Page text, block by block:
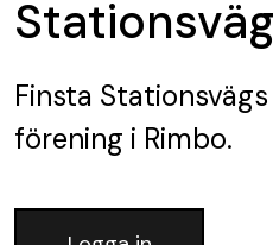
Finsta
förening i Rimbo.